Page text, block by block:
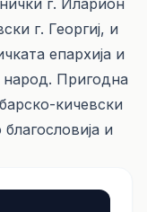
г. Иларион
г. Георгиј, и
епархија и
народ. Пригодна
кичевски
благословија и